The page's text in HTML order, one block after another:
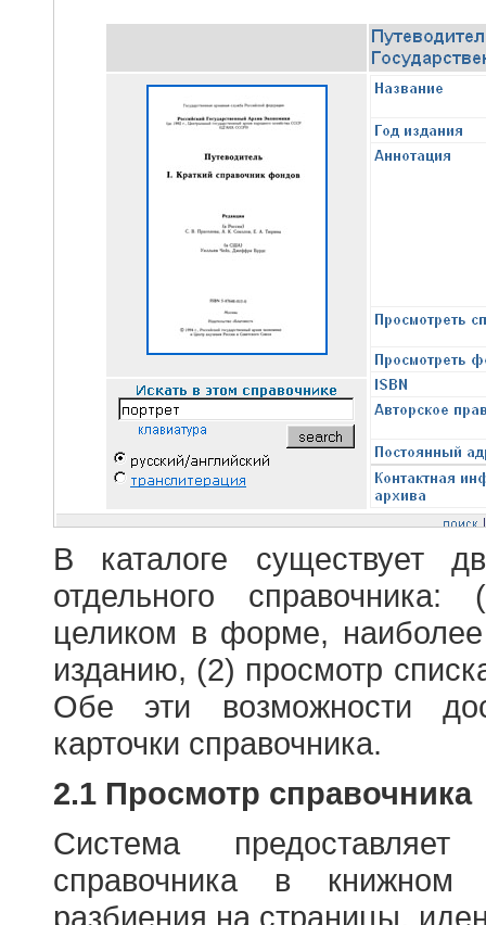
В каталоге существует
отдельного
целиком в форме,
изданию, (2) просмотр
Обе эти возможности
карточки справочника.
2.1 Просмотр справочника
Система
справочника в
разбиения на страницы,